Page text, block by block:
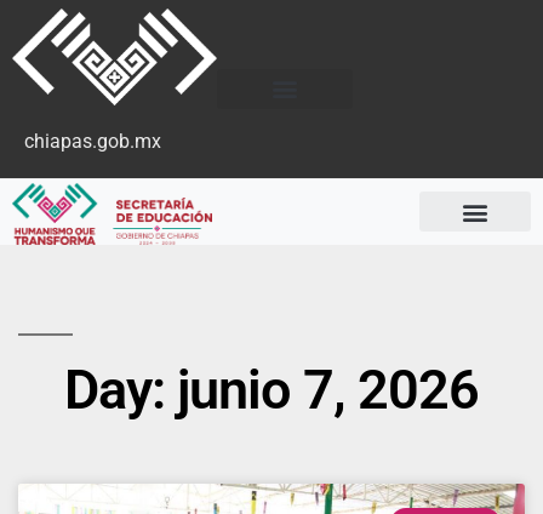
chiapas.gob.mx
Day: junio 7, 2026